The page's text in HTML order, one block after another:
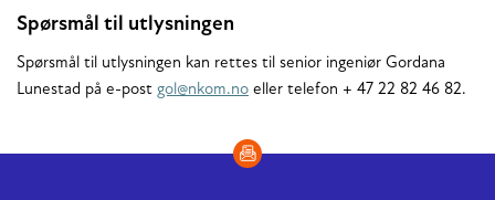
Spørsmål til utlysningen
Spørsmål til utlysningen kan rettes til senior ingeniør Gordana
Lunestad på e-post gol@nkom.no eller telefon + 47 22 82 46 82.